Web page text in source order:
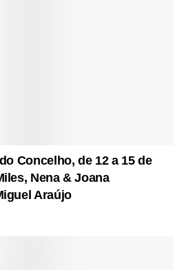
Concelho, de 12 a 15 de
Nena & Joana
Araújo